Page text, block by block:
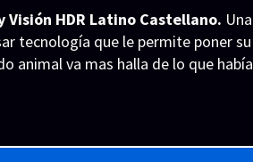
Visión HDR Latino Castellano. Una
tecnología que le permite poner su
animal va mas halla de lo que había